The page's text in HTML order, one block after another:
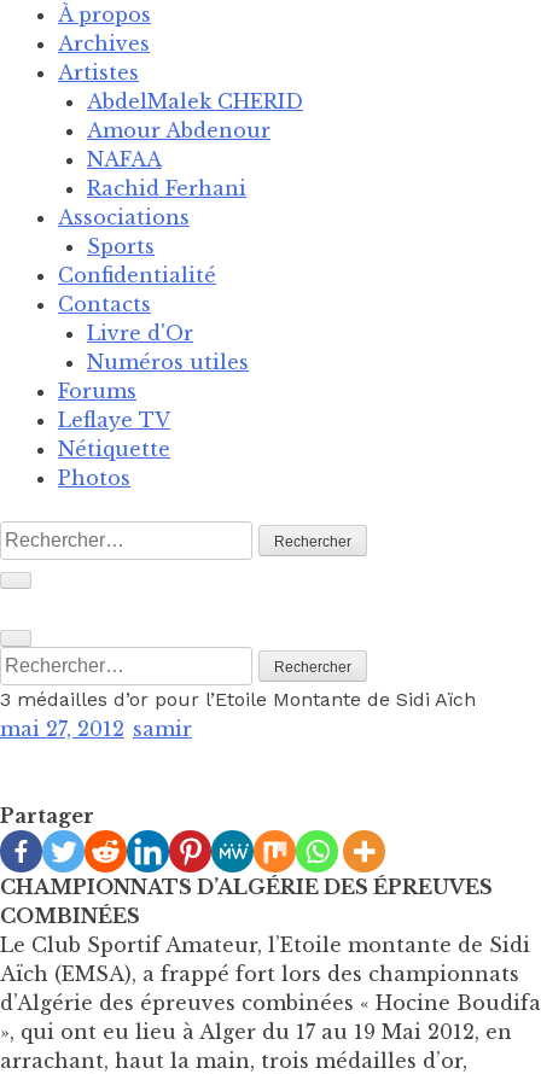
Skip
content
À propos
Archives
Artistes
AbdelMalek CHERID
Amour Abdenour
NAFAA
Rachid Ferhani
Associations
Sports
Confidentialité
Contacts
Livre d'Or
Numéros utiles
Forums
Leflaye TV
Nétiquette
Photos
Rechercher :
Rechercher :
3 médailles d’or pour l’Etoile Montante de Sidi Aïch
mai 27, 2012 samir
Partager
CHAMPIONNATS D’ALGÉRIE DES ÉPREUVES
COMBINÉES
Le Club Sportif Amateur, l’Etoile montante de Sidi
Aïch (EMSA), a frappé fort lors des championnats
d’Algérie des épreuves combinées « Hocine Boudifa
», qui ont eu lieu à Alger du 17 au 19 Mai 2012, en
arrachant, haut la main, trois médailles d’or,